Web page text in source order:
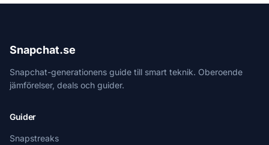
Snapchat.se
Snapchat-generationens guide till smart teknik. Oberoende
jämförelser, deals och guider.
Guider
Snapstreaks